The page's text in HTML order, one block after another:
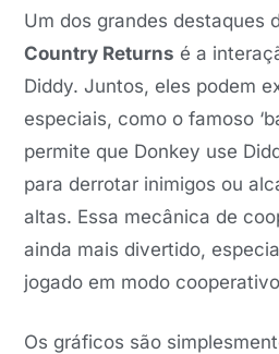
Um dos grandes destaques
Country Returns é a
Diddy. Juntos, eles podem
especiais, como o famoso
permite que Donkey use
para derrotar inimigos ou
altas. Essa mecânica de
ainda mais divertido,
jogado em modo
Os gráficos são